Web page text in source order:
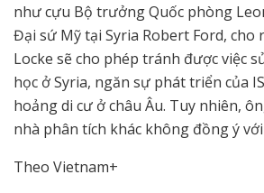
như cựu Bộ trưởng Quốc phòng
Đại sứ Mỹ tại Syria Robert Ford, cho
Locke sẽ cho phép tránh được việc
học ở Syria, ngăn sự phát triển của
hoảng di cư ở châu Âu. Tuy nhiên,
nhà phân tích khác không đồng ý
Theo Vietnam+